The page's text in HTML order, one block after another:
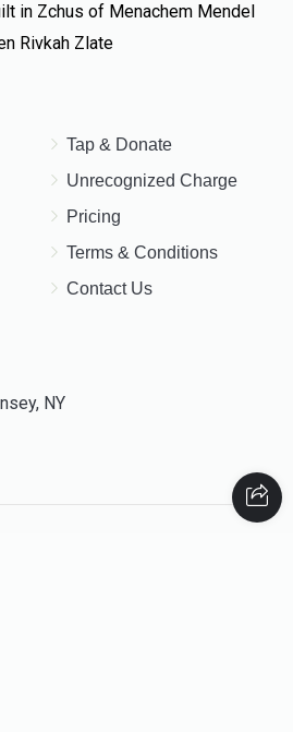
in Zchus of Menachem Mendel
Rivkah Zlate
Tap & Donate
Unrecognized Charge
Pricing
Terms & Conditions
Contact Us
NY